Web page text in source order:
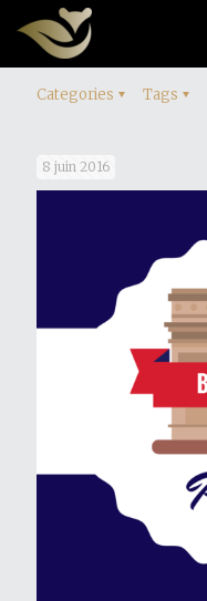
Categories Tags
8 juin 2016